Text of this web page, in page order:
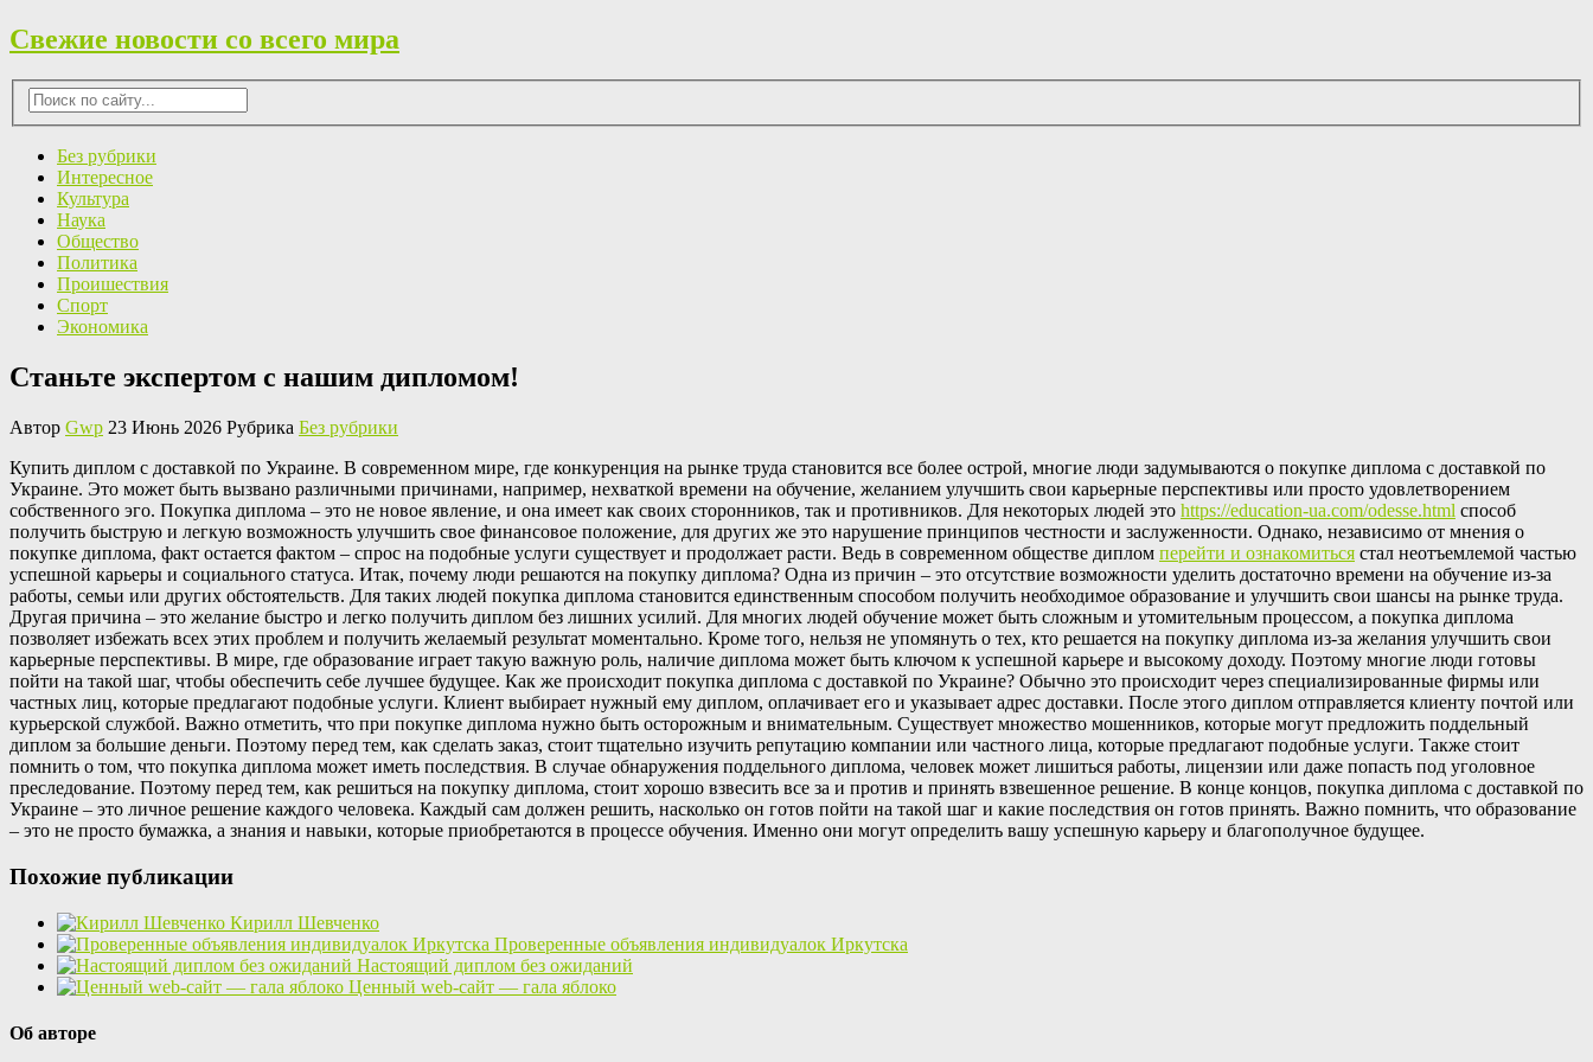
Свежие новости со всего мира
Без рубрики
Интересное
Культура
Наука
Общество
Политика
Проишествия
Спорт
Экономика
Станьте экспертом с нашим дипломом!
Автор Gwp 23 Июнь 2026 Рубрика Без рубрики
Купить диплoм с дoстaвкoй пo Укрaинe. В современном мире, где конкуренция на рынке труда становится все более острой, многие люди задумываются о покупке диплома с доставкой по
Украине. Это может быть вызвано различными причинами, например, нехваткой времени на обучение, желанием улучшить свои карьерные перспективы или просто удовлетворением
собственного эго. Покупка диплома – это не новое явление, и она имеет как своих сторонников, так и противников. Для некоторых людей это https://education-ua.com/odesse.html способ
получить быструю и легкую возможность улучшить свое финансовое положение, для других же это нарушение принципов честности и заслуженности. Однако, независимо от мнения о
покупке диплома, факт остается фактом – спрос на подобные услуги существует и продолжает расти. Ведь в современном обществе диплом перейти и ознакомиться стал неотъемлемой частью
успешной карьеры и социального статуса. Итак, почему люди решаются на покупку диплома? Одна из причин – это отсутствие возможности уделить достаточно времени на обучение из-за
работы, семьи или других обстоятельств. Для таких людей покупка диплома становится единственным способом получить необходимое образование и улучшить свои шансы на рынке труда.
Другая причина – это желание быстро и легко получить диплом без лишних усилий. Для многих людей обучение может быть сложным и утомительным процессом, а покупка диплома
позволяет избежать всех этих проблем и получить желаемый результат моментально. Кроме того, нельзя не упомянуть о тех, кто решается на покупку диплома из-за желания улучшить свои
карьерные перспективы. В мире, где образование играет такую важную роль, наличие диплома может быть ключом к успешной карьере и высокому доходу. Поэтому многие люди готовы
пойти на такой шаг, чтобы обеспечить себе лучшее будущее. Как же происходит покупка диплома с доставкой по Украине? Обычно это происходит через специализированные фирмы или
частных лиц, которые предлагают подобные услуги. Клиент выбирает нужный ему диплом, оплачивает его и указывает адрес доставки. После этого диплом отправляется клиенту почтой или
курьерской службой. Важно отметить, что при покупке диплома нужно быть осторожным и внимательным. Существует множество мошенников, которые могут предложить поддельный
диплом за большие деньги. Поэтому перед тем, как сделать заказ, стоит тщательно изучить репутацию компании или частного лица, которые предлагают подобные услуги. Также стоит
помнить о том, что покупка диплома может иметь последствия. В случае обнаружения поддельного диплома, человек может лишиться работы, лицензии или даже попасть под уголовное
преследование. Поэтому перед тем, как решиться на покупку диплома, стоит хорошо взвесить все за и против и принять взвешенное решение. В конце концов, покупка диплома с доставкой по
Украине – это личное решение каждого человека. Каждый сам должен решить, насколько он готов пойти на такой шаг и какие последствия он готов принять. Важно помнить, что образование
– это не просто бумажка, а знания и навыки, которые приобретаются в процессе обучения. Именно они могут определить вашу успешную карьеру и благополучное будущее.
Похожие публикации
Кирилл Шевченко
Проверенные объявления индивидуалок Иркутска
Настоящий диплом без ожиданий
Ценный web-сайт — гала яблоко
Об авторе